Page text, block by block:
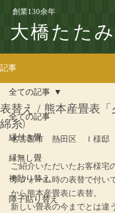
創業130余年
大橋たた
記事
全ての記事
縁付き畳
縁無し畳
襖貼り替え
障子貼り替え
全ての記事
表替え / 熊本産畳表「
綿糸)
名古屋市　熱田区　Ｉ様邸
ご紹介いただいたお客様宅
リフォーム時の表替で付い
から熊本産畳表に表替。
新しい畳表の今までとは違